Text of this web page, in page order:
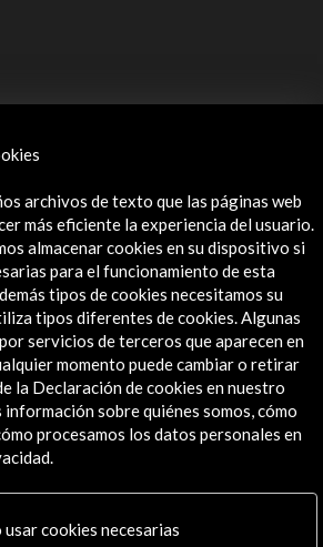
4º
archivos de texto que las páginas web
más eficiente la experiencia del usuario.
almacenar cookies en su dispositivo si
para el funcionamiento de esta
tipos de cookies necesitamos su
tipos diferentes de cookies. Algunas
servicios de terceros que aparecen en
momento puede cambiar o retirar
la Declaración de cookies en nuestro
sobre quiénes somos, cómo
procesamos los datos personales en
usar cookies necesarias